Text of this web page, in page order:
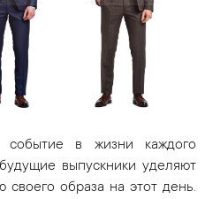
в жизни каждого
выпускники уделяют
своего образа на этот день.